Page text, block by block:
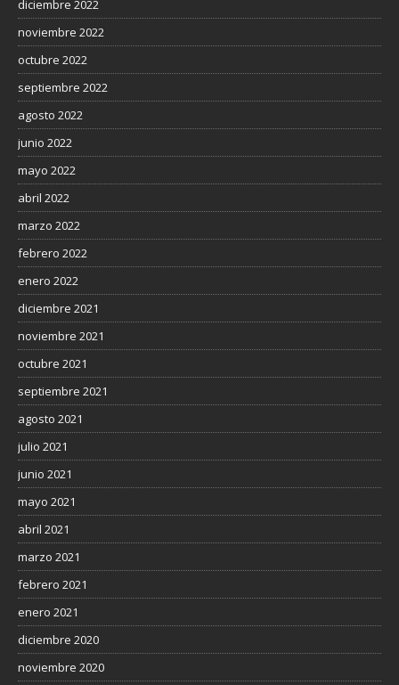
diciembre 2022
noviembre 2022
octubre 2022
septiembre 2022
agosto 2022
junio 2022
mayo 2022
abril 2022
marzo 2022
febrero 2022
enero 2022
diciembre 2021
noviembre 2021
octubre 2021
septiembre 2021
agosto 2021
julio 2021
junio 2021
mayo 2021
abril 2021
marzo 2021
febrero 2021
enero 2021
diciembre 2020
noviembre 2020